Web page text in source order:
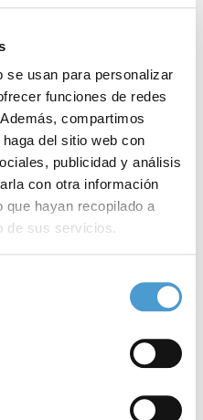
se usan para personalizar
funciones de redes
compartimos
del sitio web con
publicidad y análisis
con otra información
que hayan recopilado a
de sus servicios.
y el empleo de datos
médicas.
cardiovascular es la
en la mujer
contactara de forma
no nos enterábamos de
de analíticas, datos
que pueden influir en
Oona Meroño, cardióloga y
Preventiva y Comunitaria
Unidad de Rehabilitación